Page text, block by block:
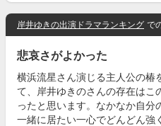
岸井ゆきの出演ドラマランキング で
悲哀さがよかった
横浜流星さん演じる主人公の椿
て、岸井ゆきのさんの存在はこ
ったと思います。なかなか自分
一緒に居たい一心でどんどん強